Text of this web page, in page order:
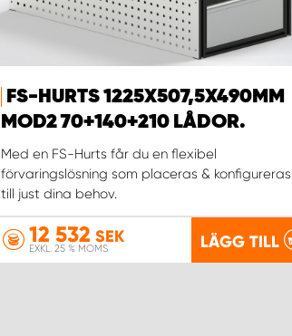
FS-HURTS 1225X507,5X490MM
MOD2 70+140+210 LÅDOR.
Med en FS-Hurts får du en flexibel
förvaringslösning som placeras & konfigureras
till just dina behov.
12 532 SEK
EXKL. 25 % MOMS LÄGG TILL